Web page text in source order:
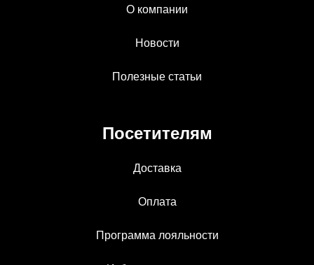
О компании
Новости
Полезные статьи
Посетителям
Доставка
Оплата
Программа лояльности